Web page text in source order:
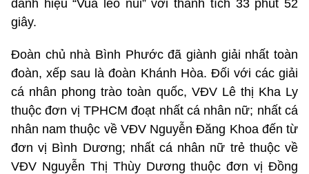
danh hiệu “Vua leo núi” với thành tích 33 phút 52
giây.
Đoàn chủ nhà Bình Phước đã giành giải nhất toàn
đoàn, xếp sau là đoàn Khánh Hòa. Đối với các giải
cá nhân phong trào toàn quốc, VĐV Lê thị Kha Ly
thuộc đơn vị TPHCM đoạt nhất cá nhân nữ; nhất cá
nhân nam thuộc về VĐV Nguyễn Đăng Khoa đến từ
đơn vị Bình Dương; nhất cá nhân nữ trẻ thuộc về
VĐV Nguyễn Thị Thùy Dương thuộc đơn vị Đồng